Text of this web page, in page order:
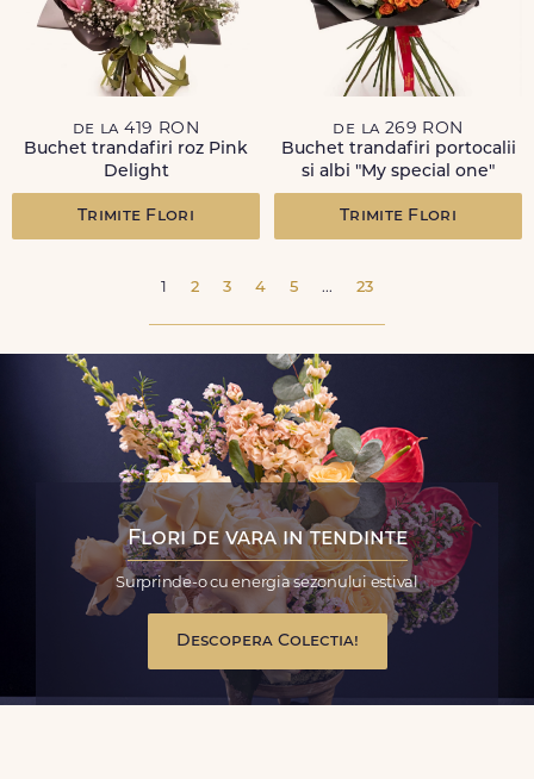
de la 419 RON
Buchet trandafiri roz Pink
Delight
Trimite Flori
de la 269 RON
Buchet trandafiri portocalii
si albi "My special one"
Trimite Flori
1 2 3 4 5 ... 23
Flori de vara in tendinte
Surprinde-o cu energia sezonului estival
Descopera Colectia!